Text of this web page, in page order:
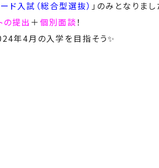
ド入試（総合型選抜） 」のみとなりまし
の提出 ＋ 個別面談！
年4月の入学を目指そう✨